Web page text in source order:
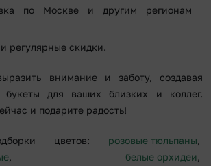
по Москве и другим регионам
регулярные скидки.
внимание и заботу, создавая
для ваших близких и коллег.
и подарите радость!
цветов: розовые тюльпаны,
, белые орхидеи,